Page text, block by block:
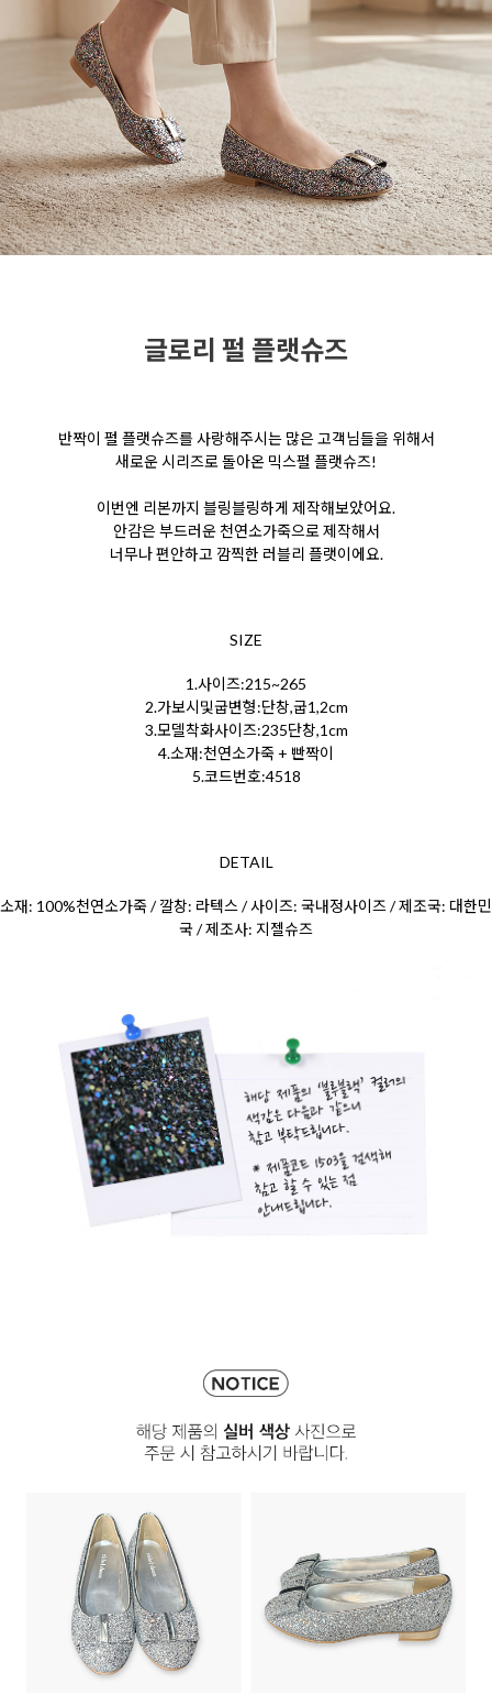
글로리 펄 플랫슈즈
반짝이 펄 플랫슈즈를 사랑해주시는 많은 고객님들을 위해서
새로운 시리즈로 돌아온 믹스펄 플랫슈즈!
이번엔 리본까지 블링블링하게 제작해보았어요.
안감은 부드러운 천연소가죽으로 제작해서
너무나 편안하고 깜찍한 러블리 플랫이에요.
SIZE
1.사이즈:215~265
2.가보시및굽변형:단창,굽1,2cm
3.모델착화사이즈:235단창,1cm
4.소재:천연소가죽 + 빤짝이
5.코드번호:4518
DETAIL
소재: 100%천연소가죽 / 깔창: 라텍스 / 사이즈: 국내정사이즈 / 제조국: 대한민
국 / 제조사: 지젤슈즈